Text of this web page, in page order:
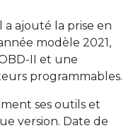
a ajouté la prise en
modèle 2021,
II et une
programmables.
ses outils et
version. Date de